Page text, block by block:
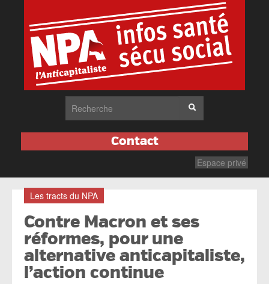
Contact
Espace privé
Les tracts du NPA
Contre Macron et ses
réformes, pour une
alternative anticapitaliste,
l’action continue